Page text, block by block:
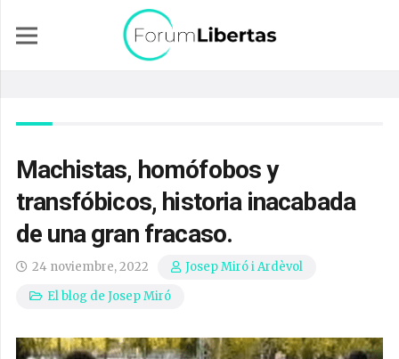
Machistas, homófobos y
transfóbicos, historia inacabada
de una gran fracaso.
24 noviembre, 2022
Josep Miró i Ardèvol
El blog de Josep Miró